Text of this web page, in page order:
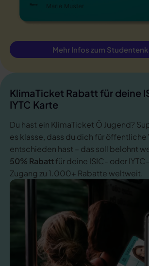
Mehr Infos zum
KlimaTicket Rabatt für deine
IYTC Karte
Du hast ein KlimaTicket Ö Jugend?
es klasse, dass du dich für öffentliche
entschieden hast – das soll belohnt
50% Rabattfür deine ISIC- oder
Zugang zu 1.000+ Rabatte weltweit.